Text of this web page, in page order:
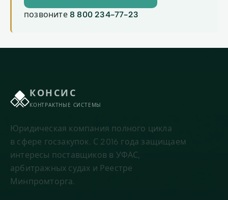
позвоните 8 800 234-77-23
КОНСИС
КОНТРАКТНЫЕ СИСТЕМЫ
Юридическая компания полного цикла
в сфере госзакупок. С 2016 года защищаем
интересы поставщиков в УФАС,
арбитражных судах и Реестре
Минпромторга.